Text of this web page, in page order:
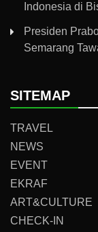
Indonesia di
Presiden
Semarang
SITEMAP
TRAVEL
NEWS
EVENT
EKRAF
ART&CULTURE
CHECK-IN